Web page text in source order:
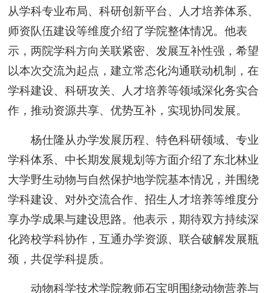
从学科专业布局、科研创新平台、人才培养体系、
师资队伍建设等维度介绍了学院整体情况。他表
示，两院学科方向关联紧密、发展互补性强，希望
以本次交流为起点，建立常态化沟通联动机制，在
学科建设、科研攻关、人才培养等领域深化务实合
作，推动资源共享、优势互补，实现协同发展。
杨仕隆从办学发展历程、特色科研领域、专业
学科体系、中长期发展规划等方面介绍了东北林业
大学野生动物与自然保护地学院基本情况，并围绕
学科建设、对外交流合作、招生人才培养等维度分
享办学成果与建设思路。他表示，期待双方持续深
化跨校学科协作，互通办学资源、联合破解发展瓶
颈，共促学科提质。
动物科学技术学院教师石宝明围绕动物营养与